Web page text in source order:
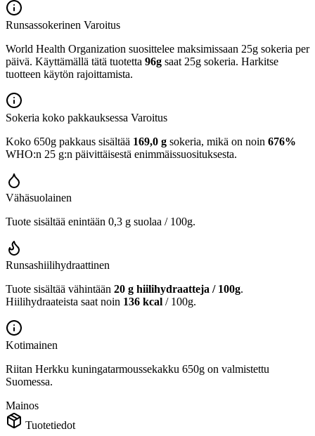
Runsassokerinen Varoitus
World Health Organization suosittelee maksimissaan 25g sokeria per
päivä. Käyttämällä tätä tuotetta 96g saat 25g sokeria. Harkitse
tuotteen käytön rajoittamista.
Sokeria koko pakkauksessa Varoitus
Koko 650g pakkaus sisältää 169,0 g sokeria, mikä on noin 676%
WHO:n 25 g:n päivittäisestä enimmäissuosituksesta.
Vähäsuolainen
Tuote sisältää enintään 0,3 g suolaa / 100g.
Runsashiilihydraattinen
Tuote sisältää vähintään 20 g hiilihydraatteja / 100g.
Hiilihydraateista saat noin 136 kcal / 100g.
Kotimainen
Riitan Herkku kuningatarmoussekakku 650g on valmistettu
Suomessa.
Mainos
Tuotetiedot